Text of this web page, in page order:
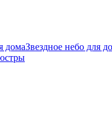
Звездное небо для